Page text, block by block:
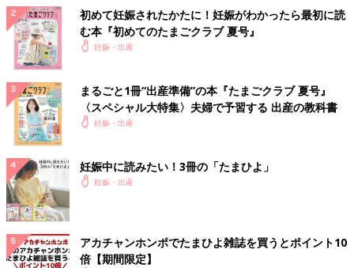
初めて妊娠されたかたに！妊娠がわかったら最初に読
む本『初めてのたまごクラブ 夏号』
妊娠・出産
まるごと1冊“出産準備”の本『たまごクラブ 夏号』
〈スペシャル大特集〉夫婦で予習する 出産の教科書
妊娠・出産
妊娠中に読みたい！3冊の「たまひよ」
妊娠・出産
アカチャンホンポでたまひよ雑誌を買うとポイント10
倍【期間限定】